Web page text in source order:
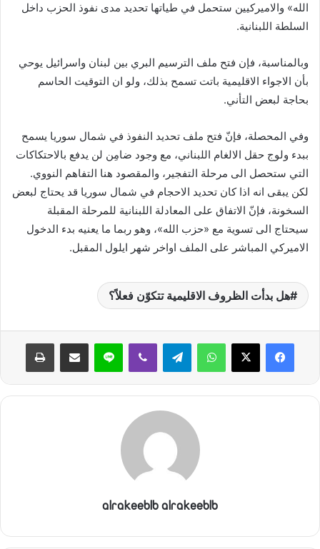
الله» والاميركيين ستحمل في طياتها تحديد مدى نفوذ الحزب داخل
السلطة اللبنانية.
وبالمناسبة، فإن فتح ملف الترسيم البري بين لبنان واسرائيل يوحي
بأن الاجواء الاقليمية باتت تسمح بذلك، ولو ان التوقيت الحاسم
بحاجة لبعض التأني.
وفي المحصلة، فإنّ فتح ملف تحديد النفوذ في شمال سوريا يسمح
ببدء ولوج حقل الالغام اللبناني، مع وجود ضامِن لن يدفع بالاحتكاكات
التي ستحصل الى مرحلة التفجير، والمقصود هنا التفاهم النووي.
لكن يبقى انه اذا كان تحديد الاحجام في شمال سوريا قد يحتاج لبعض
السخونة، فإنّ الاتفاق على المعادلة اللبنانية للمرحلة المقبلة
سيحتاج الى تسوية مع «حزب الله»، وهو ربما ما يعنيه بدء الدخول
الاميركي المباشر على الملف اواخر شهر ايلول المقبل.
هل بدأت الظروف الاقليمية تتكوّن فعلاً؟
واتساب لاين
alrakeeblb alrakeeblb